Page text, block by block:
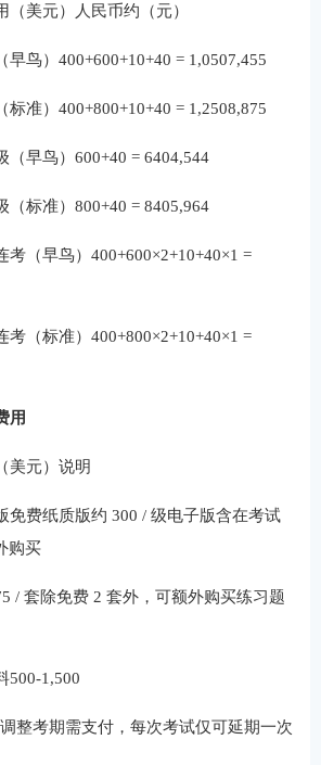
（美元）人民币约（元）
早鸟）400+600+10+40 = 1,0507,455
标准）400+800+10+40 = 1,2508,875
（早鸟）600+40 = 6404,544
（标准）800+40 = 8405,964
考（早鸟）400+600×2+10+40×1 =
考（标准）400+800×2+10+40×1 =
用
美元）说明
免费纸质版约 300 / 级电子版含在考试
购买
/ 套除免费 2 套外，可额外购买练习题
500-1,500
整考期需支付，每次考试仅可延期一次